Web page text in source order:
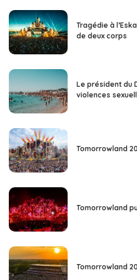
Tragédie à
de deux corps
Le président du
violences
Tomorrowland
Tomorrowland
Tomorrowland